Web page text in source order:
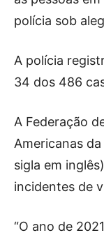
polícia sob
A polícia
34 dos 486
A Federação
Americanas
sigla em
incidentes de
“O ano de